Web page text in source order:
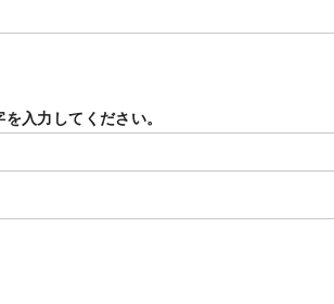
入力してください。